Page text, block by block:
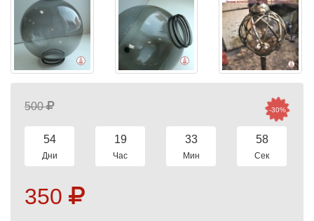
500
54
Дни
19
Час
33
Мин
58
Сек
350
-30%